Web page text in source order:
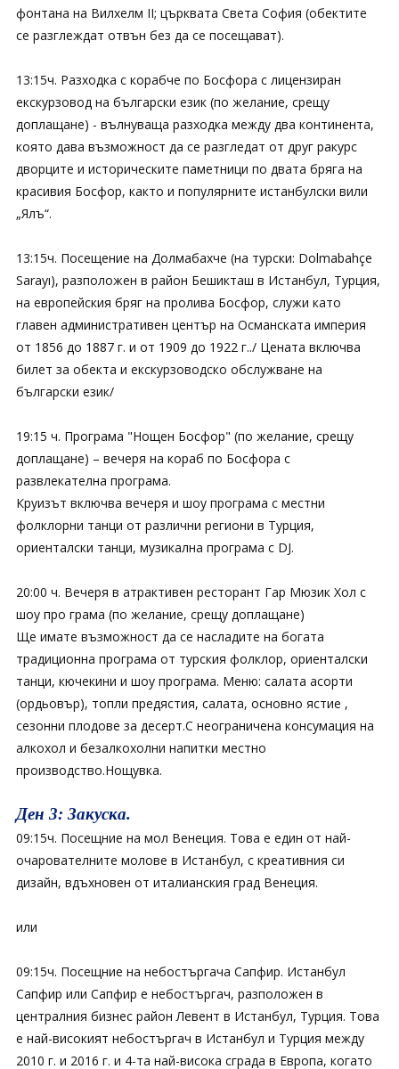
фонтана на Вилхелм II; църквата Света София (обектите
се разглеждат отвън без да се посещават).
13:15ч. Разходка с корабче по Босфора с лицензиран
екскурзовод на български език (по желание, срещу
доплащане) - вълнуваща разходка между два континента,
която дава възможност да се разгледат от друг ракурс
дворците и историческите паметници по двата бряга на
красивия Босфор, както и популярните истанбулски вили
„Ялъ“.
13:15ч. Посещение на Долмабахче (на турски: Dolmabahçe
Sarayı), разположен в район Бешикташ в Истанбул, Турция,
на европейския бряг на пролива Босфор, служи като
главен административен център на Османската империя
от 1856 до 1887 г. и от 1909 до 1922 г../ Цената включва
билет за обекта и екскурзоводско обслужване на
български език/
19:15 ч. Програма "Нощен Босфор" (по желание, срещу
доплащане) – вечеря на кораб по Босфора с
развлекателна програма.
Круизът включва вечеря и шоу програма с местни
фолклорни танци от различни региони в Турция,
ориенталски танци, музикална програма с DJ.
20:00 ч. Вечеря в атрактивен ресторант Гар Мюзик Хол с
шоу про грама (по желание, срещу доплащане)
Ще имате възможност да се насладите на богата
традиционна програма от турския фолклор, ориенталски
танци, кючекини и шоу програма. Меню: салата асорти
(ордьовър), топли предястия, салата, основно ястие ,
сезонни плодове за десерт.С неограничена консумация на
алкохол и безалкохолни напитки местно
производство.Нощувка.
Ден 3: Закуска.
09:15ч. Посещние на мол Венеция. Това е един от най-
очарователните молове в Истанбул, с креативния си
дизайн, вдъхновен от италианския град Венеция.
или
09:15ч. Посещние на небостъргача Сапфир. Истанбул
Сапфир или Сапфир е небостъргач, разположен в
централния бизнес район Левент в Истанбул, Турция. Това
е най-високият небостъргач в Истанбул и Турция между
2010 г. и 2016 г. и 4-та най-висока сграда в Европа, когато